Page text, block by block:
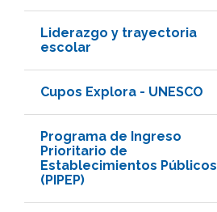
Liderazgo y trayectoria
escolar
Cupos Explora - UNESCO
Programa de Ingreso
Prioritario de
Establecimientos Públicos
(PIPEP)